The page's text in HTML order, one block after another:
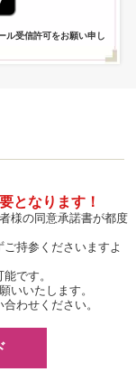
受信許可をお願い申し
となります！
様の同意承諾書が都度
持参くださいますよ
です。
いいたします。
わせください。